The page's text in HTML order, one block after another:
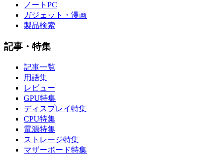
ノートPC
ガジェット・漫画
製品検索
記事・特集
記事一覧
用語集
レビュー
GPU特集
ディスプレイ特集
CPU特集
電源特集
ストレージ特集
マザーボード特集